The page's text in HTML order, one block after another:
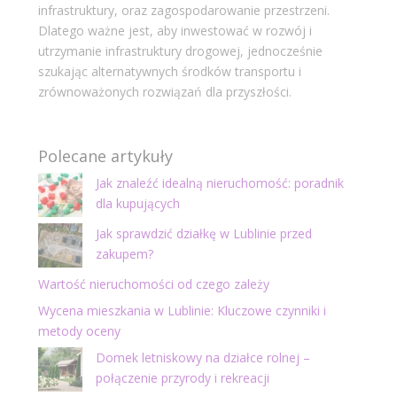
infrastruktury, oraz zagospodarowanie przestrzeni.
Dlatego ważne jest, aby inwestować w rozwój i
utrzymanie infrastruktury drogowej, jednocześnie
szukając alternatywnych środków transportu i
zrównoważonych rozwiązań dla przyszłości.
Polecane artykuły
Jak znaleźć idealną nieruchomość: poradnik
dla kupujących
Jak sprawdzić działkę w Lublinie przed
zakupem?
Wartość nieruchomości od czego zależy
Wycena mieszkania w Lublinie: Kluczowe czynniki i
metody oceny
Domek letniskowy na działce rolnej –
połączenie przyrody i rekreacji